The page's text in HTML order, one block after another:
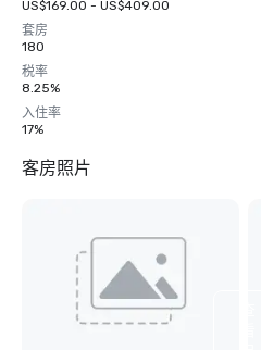
US$169.00 - US$409.00
套房
180
税率
8.25%
入住率
17%
客房照片